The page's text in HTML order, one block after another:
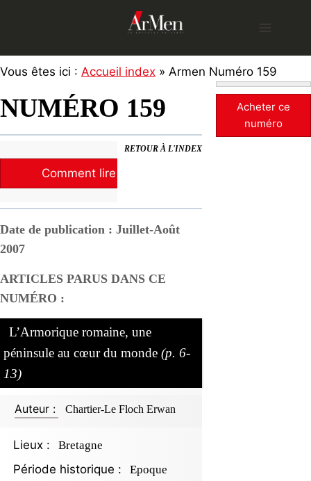
Vous êtes ici : Accueil index » Armen Numéro 159
NUMÉRO 159
RETOUR À L'INDEX
Comment lire la revue ?
Date de publication : Juillet-Août
2007
ARTICLES PARUS DANS CE
NUMÉRO :
L’Armorique romaine, une
péninsule au cœur du monde (p. 6-
13)
Auteur : Chartier-Le Floch Erwan
Lieux : Bretagne
Période historique :
Epoque
Acheter ce
numéro